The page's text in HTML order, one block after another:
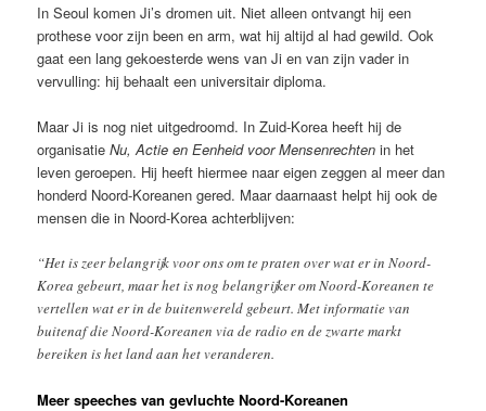
In Seoul komen Ji’s dromen uit. Niet alleen ontvangt hij een
prothese voor zijn been en arm, wat hij altijd al had gewild. Ook
gaat een lang gekoesterde wens van Ji en van zijn vader in
vervulling: hij behaalt een universitair diploma.
Maar Ji is nog niet uitgedroomd. In Zuid-Korea heeft hij de
organisatieNu, Actie en Eenheid voor Mensenrechten in het
leven geroepen. Hij heeft hiermee naar eigen zeggen al meer dan
honderd Noord-Koreanen gered. Maar daarnaast helpt hij ook de
mensen die in Noord-Korea achterblijven:
“Het is zeer belangrijk voor ons om te praten over wat er in Noord-
Korea gebeurt, maar het is nog belangrijker om Noord-Koreanen te
vertellen wat er in de buitenwereld gebeurt. Met informatie van
buitenaf die Noord-Koreanen via de radio en de zwarte markt
bereiken is het land aan het veranderen.
Meer speeches van gevluchte Noord-Koreanen